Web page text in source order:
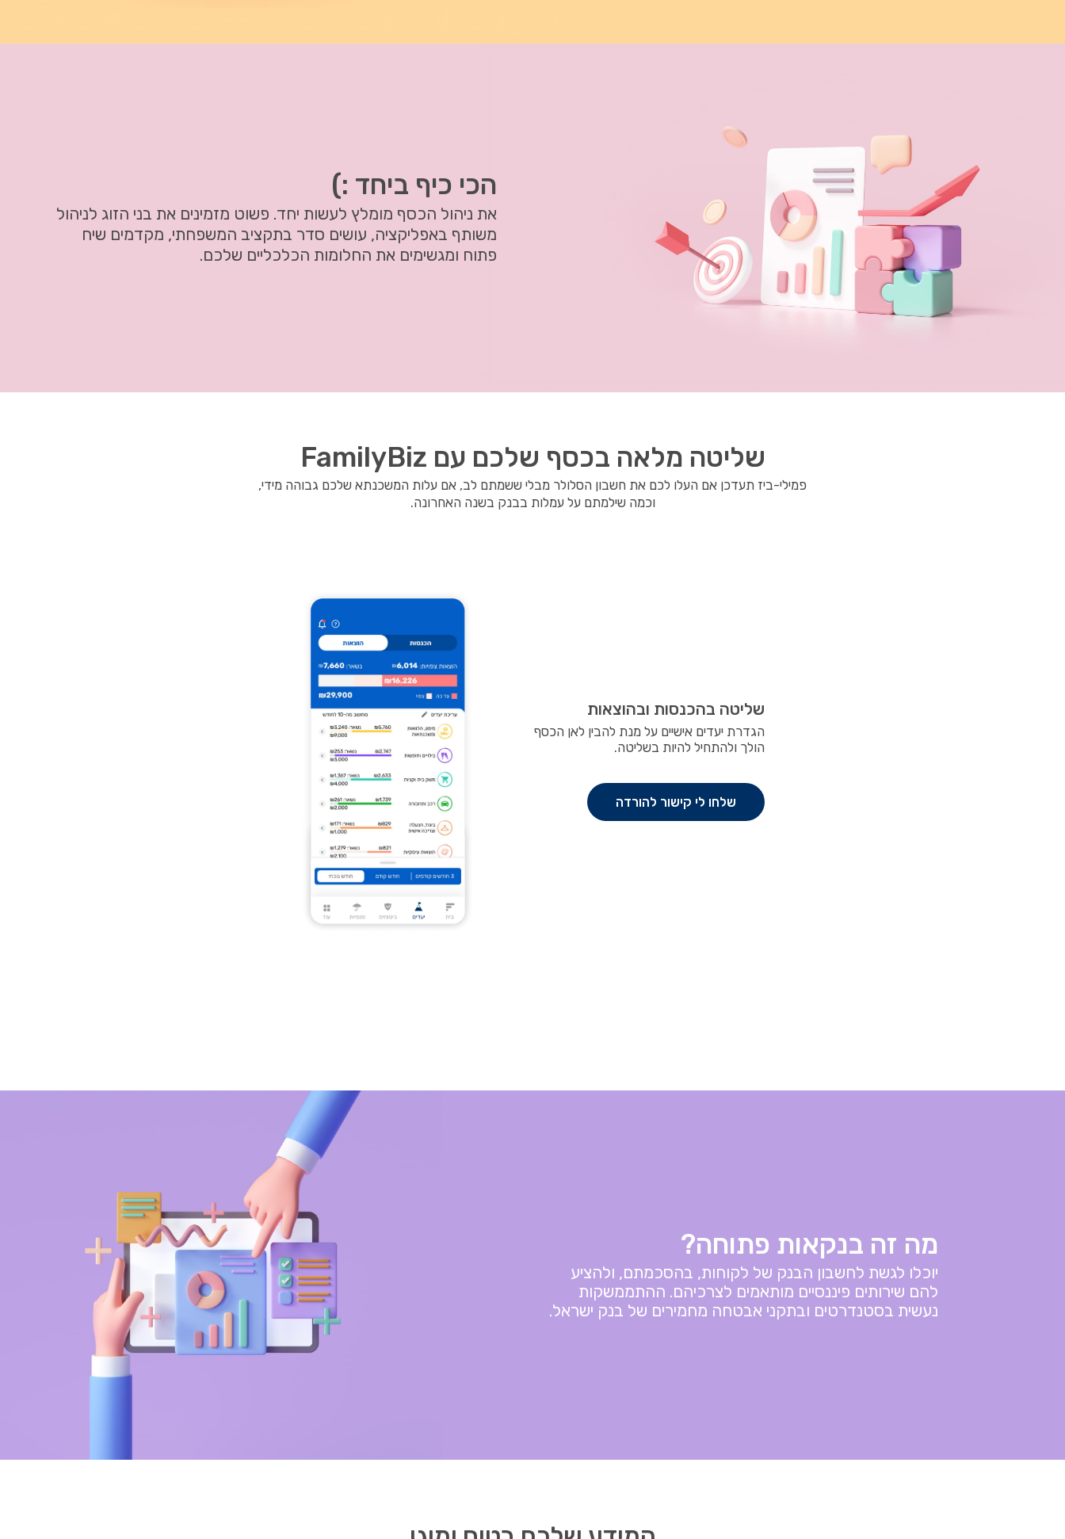
הכי כיף ביחד :)
את ניהול הכסף מומלץ לעשות יחד. פשוט מזמינים את בני הזוג לניהול
משותף באפליקציה, עושים סדר בתקציב המשפחתי, מקדמים שיח
פתוח ומגשימים את החלומות הכלכליים שלכם.
שליטה מלאה בכסף שלכם עם FamilyBiz
פמילי-ביז תעדכן אם העלו לכם את חשבון הסלולר מבלי ששמתם לב, אם עלות המשכנתא שלכם גבוהה מידי,
וכמה שילמתם על עמלות בבנק בשנה האחרונה.
שליטה בהכנסות ובהוצאות
הגדרת יעדים אישיים על מנת להבין לאן הכסף
הולך ולהתחיל להיות בשליטה.
שלחו לי קישור להורדה
מה זה בנקאות פתוחה?
יוכלו לגשת לחשבון הבנק של לקוחות, בהסכמתם, ולהציע
להם שירותים פיננסיים מותאמים לצרכיהם. ההתממשקות
נעשית בסטנדרטים ובתקני אבטחה מחמירים של בנק ישראל.